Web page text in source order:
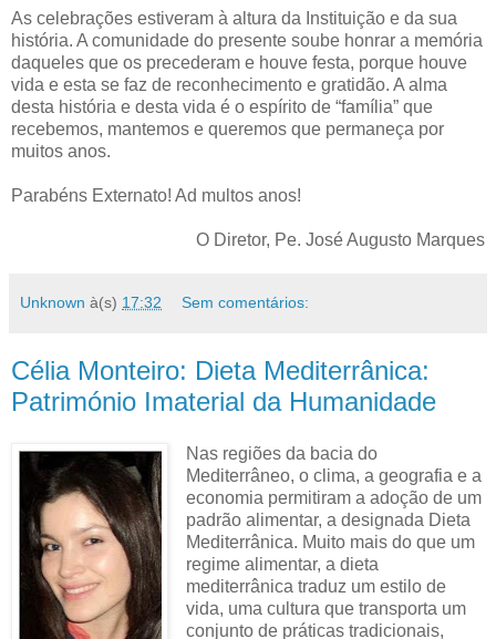
As celebrações estiveram à altura da Instituição e da sua
história. A comunidade do presente soube honrar a memória
daqueles que os precederam e houve festa, porque houve
vida e esta se faz de reconhecimento e gratidão. A alma
desta história e desta vida é o espírito de “família” que
recebemos, mantemos e queremos que permaneça por
muitos anos.
Parabéns Externato! Ad multos anos!
O Diretor, Pe. José Augusto Marques
Unknown à(s) 17:32 Sem comentários:
Célia Monteiro: Dieta Mediterrânica:
Património Imaterial da Humanidade
Nas regiões da bacia do
Mediterrâneo, o clima, a geografia e a
economia permitiram a adoção de um
padrão alimentar, a designada Dieta
Mediterrânica. Muito mais do que um
regime alimentar, a dieta
mediterrânica traduz um estilo de
vida, uma cultura que transporta um
conjunto de práticas tradicionais,